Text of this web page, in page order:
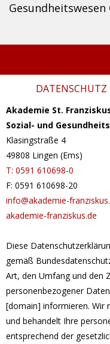
Gesundheitswesen
DATENSCHUTZ
Akademie St.
Sozial- und
Klasingstraße 4
49808 Lingen (Ems)
T: 0591 610698-0
F: 0591 610698-20
info@akademie-
akademie-franziskus.de
Diese
gemäß
Art, den Umfang und den
personenbezogener
[domain] informieren. Wir
und behandelt Ihre
entsprechend der